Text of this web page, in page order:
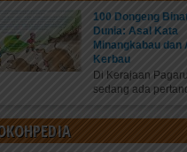
100 Dongeng
Dunia: Asal Kata
Minangkabau dan
Kerbau
Di Kerajaan
sedang ada